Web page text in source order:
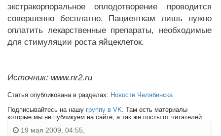
экстракорпоральное оплодотворение проводится
совершенно бесплатно. Пациенткам лишь нужно
оплатить лекарственные препараты, необходимые
для стимуляции роста яйцеклеток.
Источник: www.nr2.ru
Статья опубликована в разделах: Новости Челябинска
Подписывайтесь на нашу группу в VK. Там есть материалы
которые мы не публикуем на сайте, а так же посты от читателей.
19 мая 2009, 04:55,